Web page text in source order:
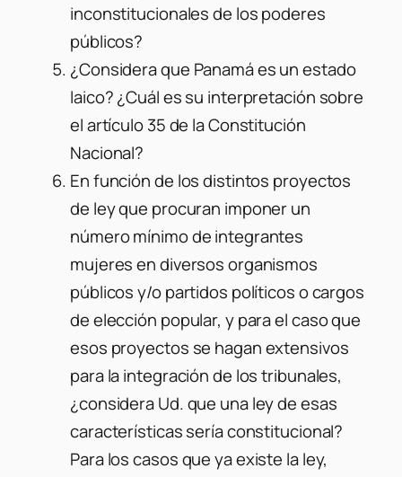
inconstitucionales de los poderes
públicos?
¿Considera que Panamá es un estado
laico? ¿Cuál es su interpretación sobre
el artículo 35 de la Constitución
Nacional?
En función de los distintos proyectos
de ley que procuran imponer un
número mínimo de integrantes
mujeres en diversos organismos
públicos y/o partidos políticos o cargos
de elección popular, y para el caso que
esos proyectos se hagan extensivos
para la integración de los tribunales,
¿considera Ud. que una ley de esas
características sería constitucional?
Para los casos que ya existe la ley,